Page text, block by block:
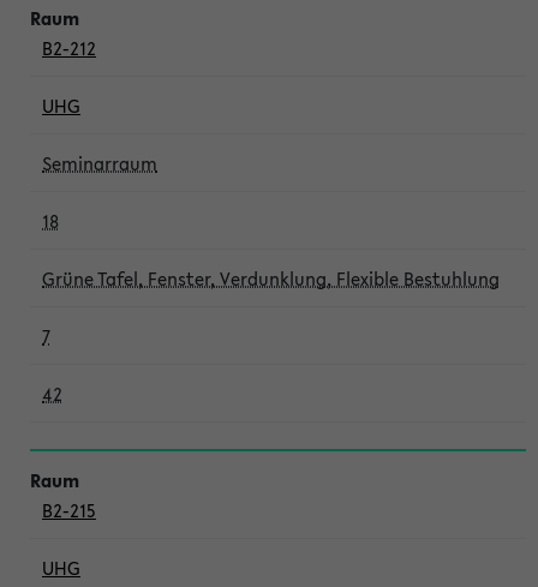
B2-212
UHG
Seminarraum
18
Grüne Tafel, Fenster, Verdunklung, Flexible Bestuhlung
7
42
B2-215
UHG